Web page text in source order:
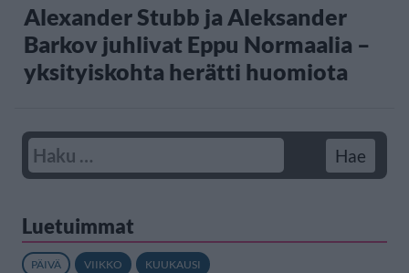
Alexander Stubb ja Aleksander
Barkov juhlivat Eppu Normaalia –
yksityiskohta herätti huomiota
Luetuimmat
PÄIVÄ VIIKKO KUUKAUSI